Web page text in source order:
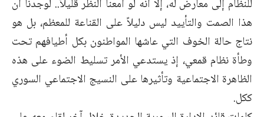
للنظام إلى معارض له، إلا أنه لو أمعنا النظر قليلاً.. لوجدنا أن
هذا الصمت والتأييد ليس دليلاً على القناعة للمعظم، بل هو
نتاج حالة الخوف التي عاشها المواطنون بكل أطيافهم تحت
وطأة نظام قمعي، إذ يستدعي الأمر تسليط الضوء على هذه
الظاهرة الاجتماعية وتأثيرها على النسيج الاجتماعي السوري
ككل.